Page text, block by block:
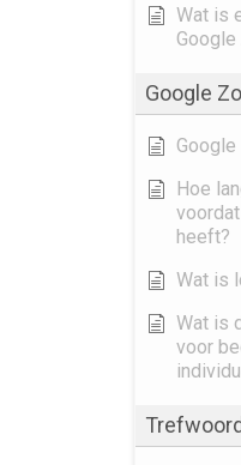
Wat is
Google
Hoe
heeft?
Wat is
Wat is
voor